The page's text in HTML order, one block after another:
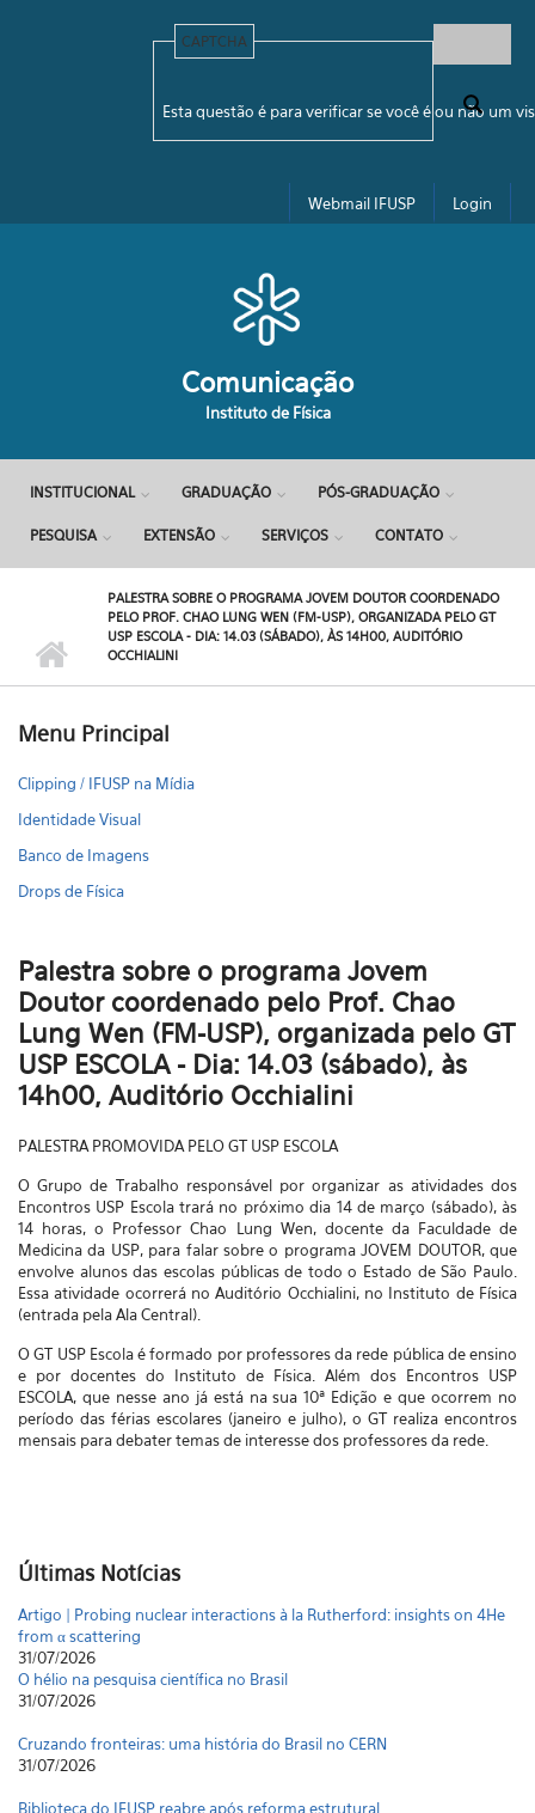
Formulário de busca
CAPTCHA
Esta questão é para verificar se você é ou não um
Webmail IFUSP Login
Comunicação
Instituto de Física
INSTITUCIONAL GRADUAÇÃO PÓS-GRADUAÇÃO
PESQUISA EXTENSÃO SERVIÇOS CONTATO
PALESTRA SOBRE O PROGRAMA JOVEM DOUTOR COORDENADO
PELO PROF. CHAO LUNG WEN (FM-USP), ORGANIZADA PELO GT
USP ESCOLA - DIA: 14.03 (SÁBADO), ÀS 14H00, AUDITÓRIO
OCCHIALINI
Menu Principal
Clipping / IFUSP na Mídia
Identidade Visual
Banco de Imagens
Drops de Física
Palestra sobre o programa Jovem
Doutor coordenado pelo Prof. Chao
Lung Wen (FM-USP), organizada pelo GT
USP ESCOLA - Dia: 14.03 (sábado), às
14h00, Auditório Occhialini
PALESTRA PROMOVIDA PELO GT USP ESCOLA
O Grupo de Trabalho responsável por organizar as atividades dos
Encontros USP Escola trará no próximo dia 14 de março (sábado), às
14 horas, o Professor Chao Lung Wen, docente da Faculdade de
Medicina da USP, para falar sobre o programa JOVEM DOUTOR, que
envolve alunos das escolas públicas de todo o Estado de São Paulo.
Essa atividade ocorrerá no Auditório Occhialini, no Instituto de Física
(entrada pela Ala Central).
O GT USP Escola é formado por professores da rede pública de ensino
e por docentes do Instituto de Física. Além dos Encontros USP
ESCOLA, que nesse ano já está na sua 10ª Edição e que ocorrem no
período das férias escolares (janeiro e julho), o GT realiza encontros
mensais para debater temas de interesse dos professores da rede.
Últimas Notícias
Artigo | Probing nuclear interactions à la Rutherford: insights on 4He
from α scattering
31/07/2026
O hélio na pesquisa científica no Brasil
31/07/2026
Cruzando fronteiras: uma história do Brasil no CERN
31/07/2026
Biblioteca do IFUSP reabre após reforma estrutural